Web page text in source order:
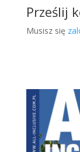
Prześlij
Musisz się